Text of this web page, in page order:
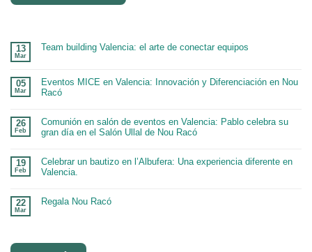
13
Mar
Team building Valencia: el arte de conectar equipos
05
Mar
Eventos MICE en Valencia: Innovación y Diferenciación en Nou
Racó
26
Feb
Comunión en salón de eventos en Valencia: Pablo celebra su
gran día en el Salón Ullal de Nou Racó
19
Feb
Celebrar un bautizo en l’Albufera: Una experiencia diferente en
Valencia.
22
Mar
Regala Nou Racó